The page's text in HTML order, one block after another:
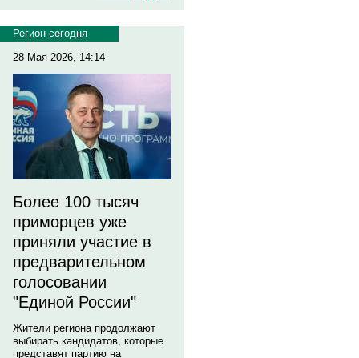
Регион сегодня
28 Мая 2026, 14:14
Более 100 тысяч
приморцев уже
приняли участие в
предварительном
голосовании
"Единой России"
Жители региона продолжают
выбирать кандидатов, которые
представят партию на